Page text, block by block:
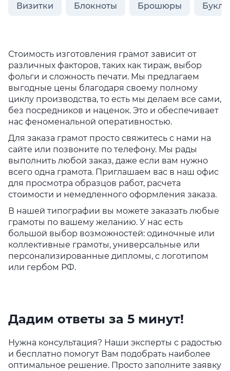
Визитки Блокноты Брошюры
Стоимость изготовления грамот зависит от
различных факторов, таких как тираж, выбор
фольги и сложность печати. Мы предлагаем
выгодные цены благодаря своему полному
циклу производства, то есть мы делаем все сами,
без посредников и наценок. Это и обеспечивает
нас феноменальной оперативностью.
Для заказа грамот просто свяжитесь с нами на
сайте или позвоните по телефону. Мы рады
выполнить любой заказ, даже если вам нужно
всего одна грамота. Приглашаем вас в наш офис
для просмотра образцов работ, расчета
стоимости и немедленного оформления заказа.
В нашей типографии вы можете заказать любые
грамоты по вашему желанию. У нас есть
большой выбор возможностей: одиночные или
коллективные грамоты, универсальные или
персонализированные дипломы, с логотипом
или гербом РФ.
Дадим ответы за 5 минут!
Нужна консультация? Наши эксперты с радостью
и бесплатно помогут Вам подобрать наиболее
оптимальное решение. Просто заполните заявку